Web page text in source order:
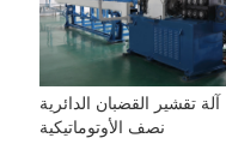
آلة تقشير القضبان الدائرية
نصف الأوتوماتيكية